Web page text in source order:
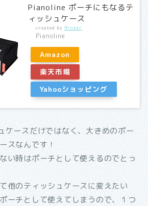
Pianoline ポーチにもなるテ
ィッシュケース
created by Rinker
Pianoline
Amazon
楽天市場
Yahooショッピング
ケースだけではなく、大きめのポー
スなんです！
い時はポーチとして使えるのでとっ
他のティッシュケースに変えたい
ーチとして使えてしまうので、１つ